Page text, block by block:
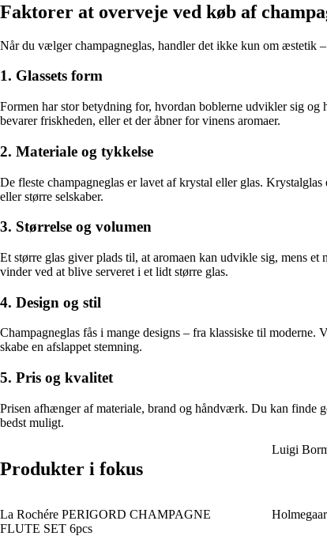
Faktorer at overveje ved køb af
Når du vælger champagneglas, handler det ikke kun om æstetik
1. Glassets form
Formen har stor betydning for, hvordan boblerne udvikler sig
bevarer friskheden, eller et der åbner for vinens aromaer.
2. Materiale og tykkelse
De fleste champagneglas er lavet af krystal eller glas.
eller større selskaber.
3. Størrelse og volumen
Et større glas giver plads til, at aromaen kan udvikle sig, mens
vinder ved at blive serveret i et lidt større glas.
4. Design og stil
Champagneglas fås i mange designs – fra klassiske til
skabe en afslappet stemning.
5. Pris og kvalitet
Prisen afhænger af materiale, brand og håndværk. Du kan finde
bedst muligt.
Produkter i fokus
Luigi
La Rochére PERIGORD CHAMPAGNE
FLUTE SET 6pcs